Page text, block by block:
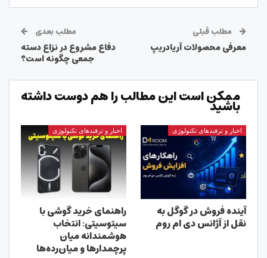
مطلب قبلی
معرفی محصولات آریادریپ
مطلب بعدی
دفاع مشروع در نزاع دسته
جمعی چگونه است؟
ممکن است این مطالب را هم دوست داشته
باشید
اخبار و ترفندهای تکنولوژی
آینده فروش در گوگل به
نقل از آژانس دی ام روم
اخبار و ترفندهای تکنولوژی
راهنمای خرید گوشی با
سیتوسیتی: انتخاب
هوشمندانه میان
پرچمدارها و میان‌رده‌ها